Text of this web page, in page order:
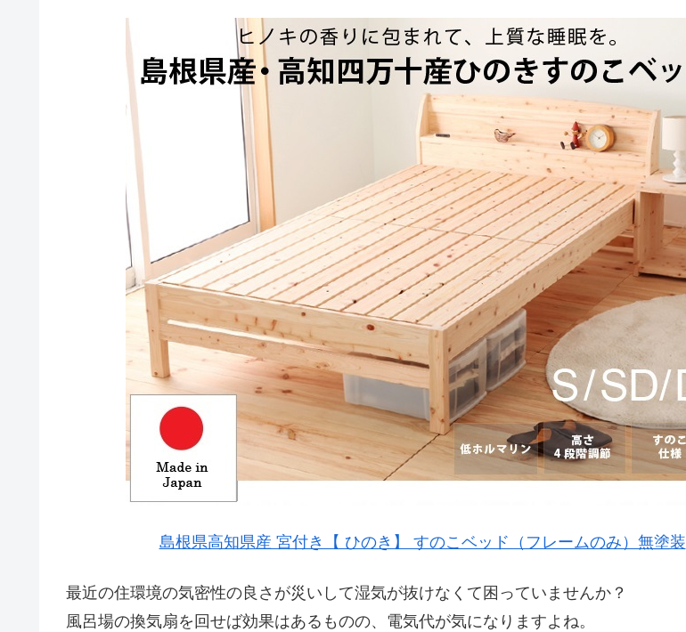
島根県高知県産 宮付き【 ひのき】 すのこベッド（フレームのみ）無塗装
最近の住環境の気密性の良さが災いして湿気が抜けなくて困っていませんか？
風呂場の換気扇を回せば効果はあるものの、電気代が気になりますよね。